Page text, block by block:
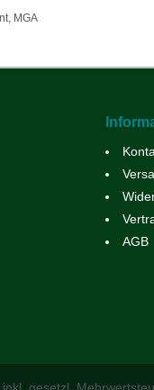
MGA
AGB
gesetzl.